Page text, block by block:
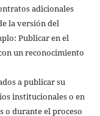
adicionales
la versión del
Publicar en el
un reconocimiento
a publicar su
institucionales o en
o durante el proceso